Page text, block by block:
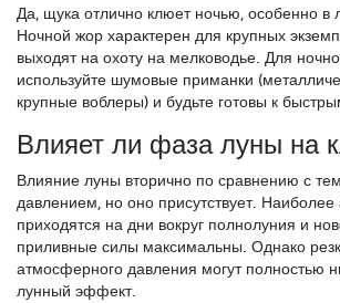
Да, щука отлично клюет ночью, особенно в
Ночной жор характерен для крупных
выходят на охоту на мелководье. Для
используйте шумовые приманки
крупные воблеры) и будьте готовы к
Влияет ли фаза луны на
Влияние луны вторично по сравнению с
давлением, но оно присутствует.
приходятся на дни вокруг полнолуния и
приливные силы максимальны. Однако
атмосферного давления могут полностью
лунный эффект.